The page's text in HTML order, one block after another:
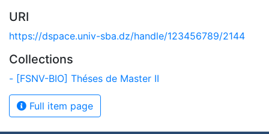
URI
https://dspace.univ-sba.dz/handle/123456789/2144
Collections
- [FSNV-BIO] Théses de Master II
Full item page